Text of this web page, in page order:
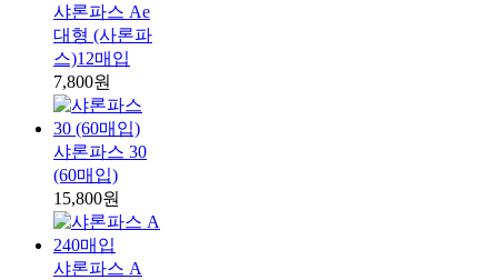
샤론파스 Ae
대형 (사론파
스)12매입
7,800원
샤론파스 30
(60매입)
15,800원
샤론파스 A